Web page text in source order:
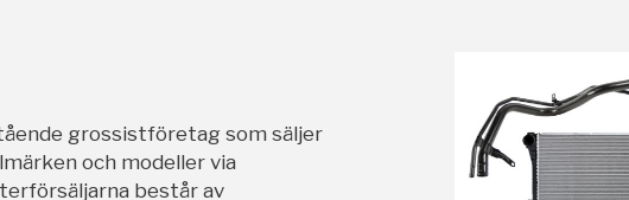
grossistföretag som säljer
och modeller via
består av